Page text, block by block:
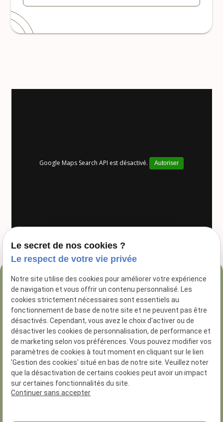
Google Maps Search API est désactivé. Autoriser
04 84 89 16 47
54 Rue George
13005 Marseille
N° de Siret :81285926200014
Numero d'habilitation : 8.13.01.30
Le secret de nos cookies ?
Le respect de votre vie privée
Notre site utilise des cookies pour améliorer votre expérience
de navigation et vous offrir un contenu personnalisé. Les
cookies strictement nécessaires sont essentiels au
fonctionnement de base de notre site et ne peuvent pas être
désactivés. Cependant, vous avez le choix d'activer ou de
désactiver les cookies de personnalisation, de performance et
de marketing selon vos préférences. Vous pouvez modifier vos
paramètres de cookies à tout moment en cliquant sur le lien
'Gestion des cookies' situé en bas de notre site. Veuillez noter
que la désactivation de certains cookies peut avoir un impact
sur certaines fonctionnalités du site.
Continuer sans accepter